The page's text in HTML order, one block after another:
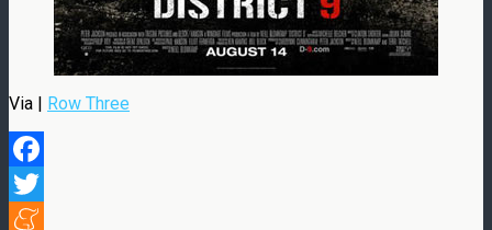
Via | Row Three
Facebook
Twitter